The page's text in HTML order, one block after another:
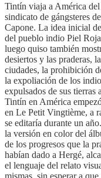
Tintín viaja a América
sindicato de gángsteres
Capone. La idea inicial
del pueblo indio Piel
luego quiso también
desiertos y las praderas,
ciudades, la prohibición
la expoliación de los
expulsados de sus tierras
Tintín en América
en Le Petit Vingtième, a
se editaría durante un
la versión en color del
de los progresos que la
habían dado a Hergé,
el lenguaje del relato
mismas, sin esperar a